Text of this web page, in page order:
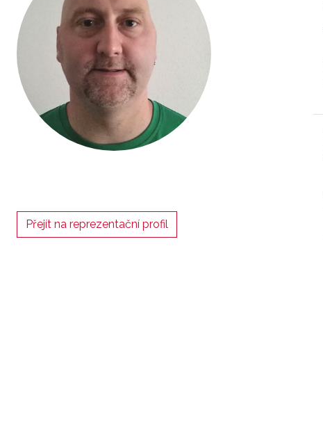
Přejít na reprezentační profil